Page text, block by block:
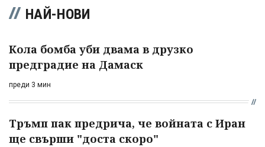
НАЙ-НОВИ
Кола бомба уби двама в друзко
предградие на Дамаск
преди 3 мин
Тръмп пак предрича, че войната с Иран
ще свърши "доста скоро"